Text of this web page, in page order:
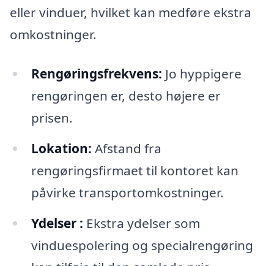
eller vinduer, hvilket kan medføre ekstra
omkostninger.
Rengøringsfrekvens: Jo hyppigere
rengøringen er, desto højere er
prisen.
Lokation: Afstand fra
rengøringsfirmaet til kontoret kan
påvirke transportomkostninger.
Ydelser : Ekstra ydelser som
vinduespolering og specialrengøring